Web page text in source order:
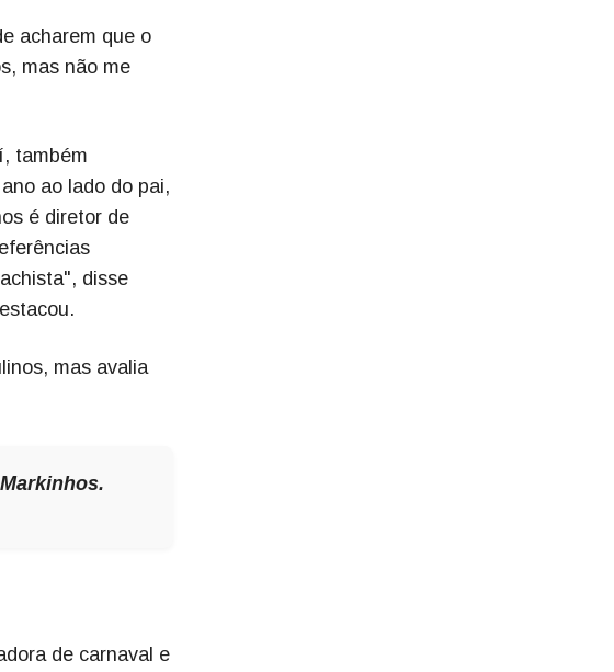
acharem que o
mas não me
também
ao lado do pai,
é diretor de
disse
mas avalia
de carnaval e